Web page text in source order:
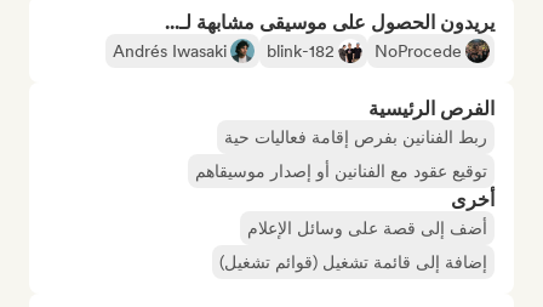
يريدون الحصول على موسيقى مشابهة لـ...
NoProcede
blink-182
Andrés Iwasaki
الفرص الرئيسية
ربط الفنانين بفرص إقامة فعاليات حية
توقيع عقود مع الفنانين أو إصدار موسيقاهم
أخرى
أضف إلى قصة على وسائل الإعلام
إضافة إلى قائمة تشغيل (قوائم تشغيل)